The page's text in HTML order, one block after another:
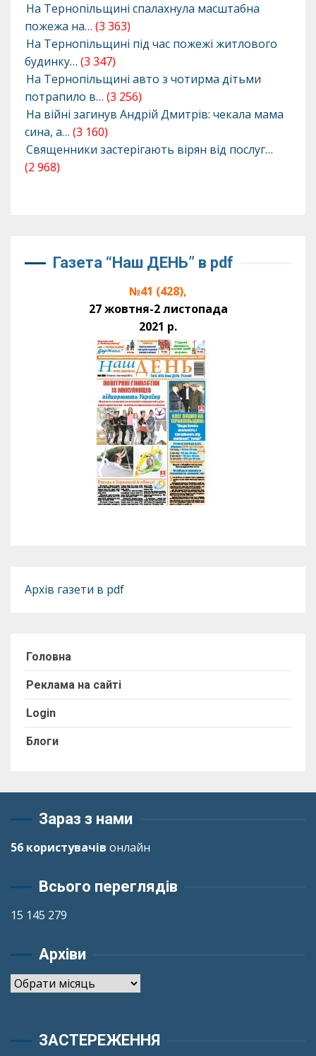
На Тернопільщині спалахнула масштабна
пожежа на… (3 363)
На Тернопільщині під час пожежі житлового
будинку… (3 347)
На Тернопільщині авто з чотирма дітьми
потрапило в… (3 256)
На війні загинув Андрій Дмитрів: чекала мама
сина, а… (3 160)
Священники застерігають вірян від послуг…
(2 968)
Газета “Наш ДЕНЬ” в pdf
№41 (428),
27 жовтня-2 листопада
2021 р.
Архів газети в pdf
Головна
Реклама на сайті
Login
Блоги
Зараз з нами
56 користувачів онлайн
Всього переглядів
15 145 279
Архіви
Архіви
ЗАСТЕРЕЖЕННЯ